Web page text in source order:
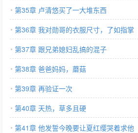
第35章 卢清悠买了一大堆东西
第36章 我对勋哥的衣服尺寸，了如指掌
第37章 跟兄弟媳妇乱搞的混子
第38章 爸爸妈妈，蘑菇
第39章 再验证一次
第40章 天热，草多且硬
第41章 他发誓今晚要让夏红缨哭着求他